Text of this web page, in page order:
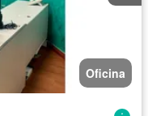
Oficina